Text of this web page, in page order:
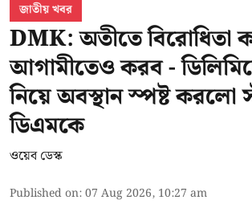
জাতীয় খবর
DMK: অতীতে বিরোধিতা
আগামীতেও করব -
নিয়ে অবস্থান স্পষ্ট করলো
ডিএমকে
ওয়েব ডেস্ক
Published on:07 Aug 2026, 10:27 am